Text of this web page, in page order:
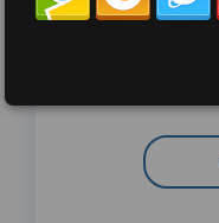
##DS ##FGU